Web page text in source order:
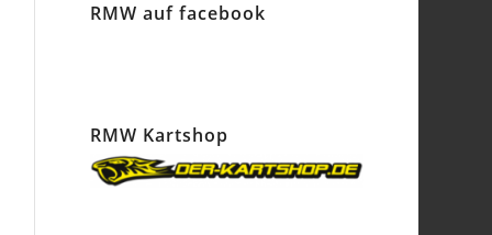
RMW auf facebook
RMW Kartshop